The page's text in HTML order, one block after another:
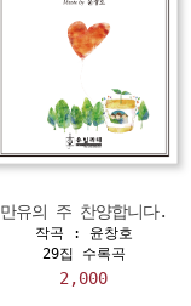
만유의 주 찬양합니다.
작곡 : 윤창호
29집 수록곡
2,000